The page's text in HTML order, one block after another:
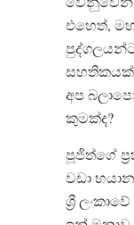
එහෙත්,
සහතිකයක්
අප
කුමක්ද?
පූජිත්ගේ
වඩා
ශ්‍රී